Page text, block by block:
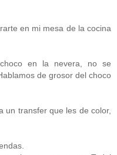
en mi mesa de la cocina
en la nevera, no se
de grosor del choco
un transfer que les de color,